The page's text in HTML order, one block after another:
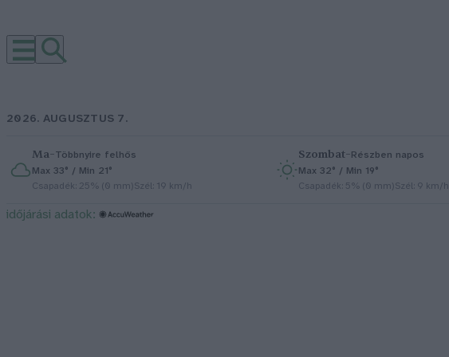
2026. AUGUSZTUS 7.
Ma–Többnyire felhős
Max 33° / Min 21°
Csapadék: 25% (0 mm)Szél: 19 km/h
Szombat–Részben napos
Max 32° / Min 19°
Csapadék: 5% (0 mm)Szél: 9 km/h
időjárási adatok: